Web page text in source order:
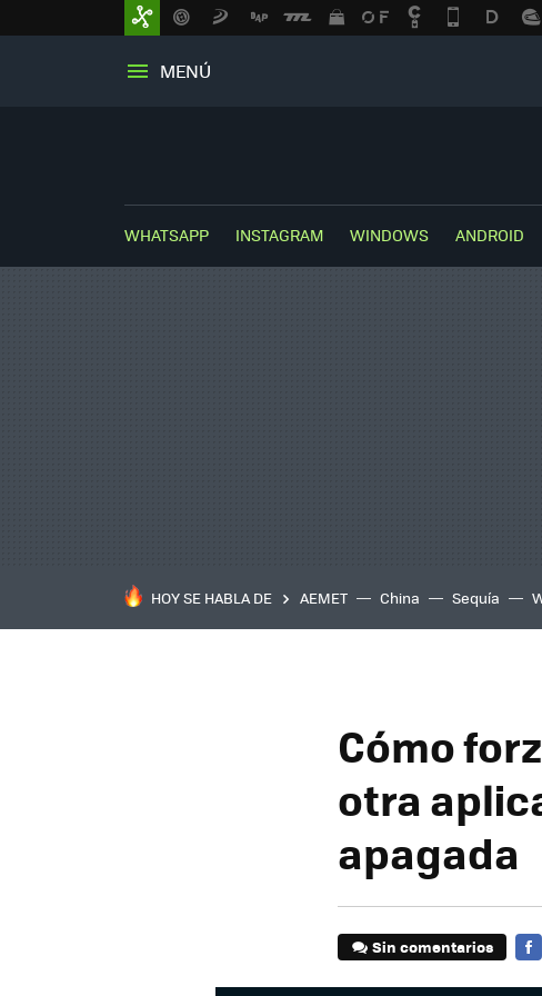
MENÚ
WHATSAPP INSTAGRAM WINDOWS ANDROID
HOY SE HABLA DE AEMET China Sequía
Cómo
otra
apagada
Sin comentarios